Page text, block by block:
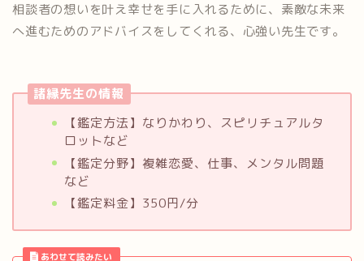
相談者の想いを叶え幸せを手に入れるために、素敵な未来
へ進むためのアドバイスをしてくれる、心強い先生です。
諸縁先生の情報
【鑑定方法】なりかわり、スピリチュアルタ
ロットなど
【鑑定分野】複雑恋愛、仕事、メンタル問題
など
【鑑定料金】350円/分